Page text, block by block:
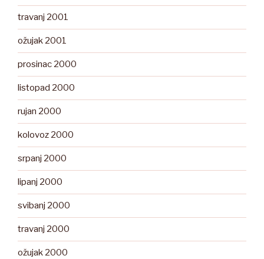
travanj 2001
ožujak 2001
prosinac 2000
listopad 2000
rujan 2000
kolovoz 2000
srpanj 2000
lipanj 2000
svibanj 2000
travanj 2000
ožujak 2000